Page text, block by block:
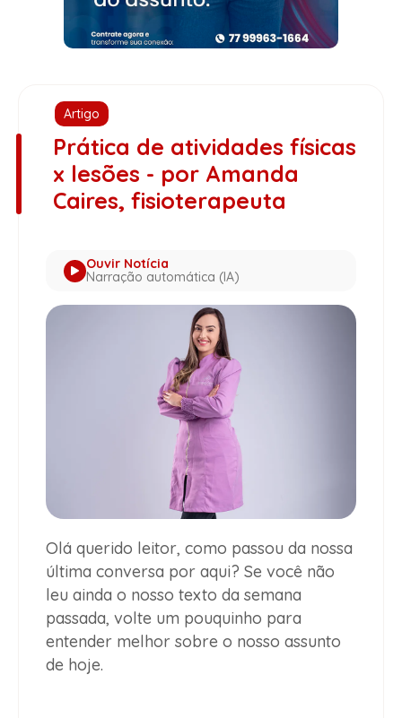
Artigo
Prática de atividades físicas
x lesões - por Amanda
Caires, fisioterapeuta
Ouvir Notícia
Narração automática (IA)
Olá querido leitor, como passou da nossa
última conversa por aqui? Se você não
leu ainda o nosso texto da semana
passada, volte um pouquinho para
entender melhor sobre o nosso assunto
de hoje.